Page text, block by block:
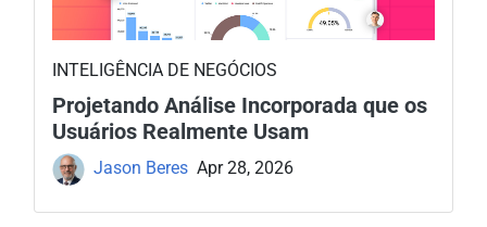
INTELIGÊNCIA DE NEGÓCIOS
Projetando Análise Incorporada que os
Usuários Realmente Usam
Jason Beres Apr 28, 2026